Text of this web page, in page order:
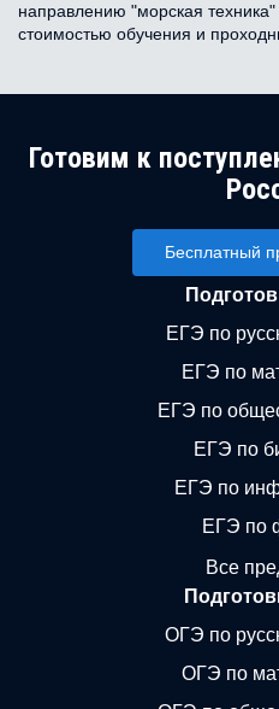
направлению "морская
стоимостью обучения и
Готовим к
Бесплатный
ЕГЭ по
ЕГЭ по
ЕГЭ по
ЕГЭ по
ЕГЭ по
ЕГЭ по
Все
ОГЭ по
ОГЭ по